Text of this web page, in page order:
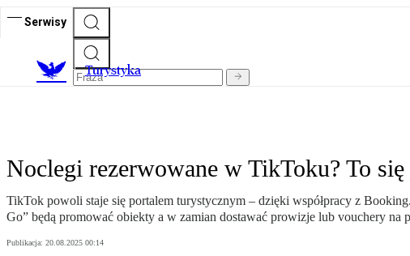
Serwisy
Turystyka
Noclegi rezerwowane w TikToku? To
TikTok powoli staje się portalem turystycznym – dzięki współpracy z
Go” będą promować obiekty a w zamian dostawać prowizje lub vouchery na
Publikacja: 20.08.2025 00:14